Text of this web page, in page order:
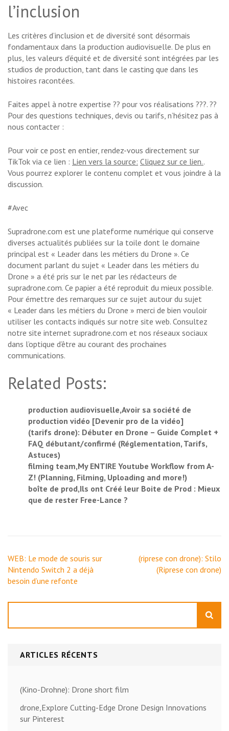
l’inclusion
Les critères d’inclusion et de diversité sont désormais
fondamentaux dans la production audiovisuelle. De plus en
plus, les valeurs d’équité et de diversité sont intégrées par les
studios de production, tant dans le casting que dans les
histoires racontées.
Faites appel à notre expertise ?? pour vos réalisations ???. ??
Pour des questions techniques, devis ou tarifs, n’hésitez pas à
nous contacter :
Pour voir ce post en entier, rendez-vous directement sur
TikTok via ce lien : Lien vers la source: Cliquez sur ce lien..
Vous pourrez explorer le contenu complet et vous joindre à la
discussion.
#Avec
Supradrone.com est une plateforme numérique qui conserve
diverses actualités publiées sur la toile dont le domaine
principal est « Leader dans les métiers du Drone ». Ce
document parlant du sujet « Leader dans les métiers du
Drone » a été pris sur le net par les rédacteurs de
supradrone.com. Ce papier a été reproduit du mieux possible.
Pour émettre des remarques sur ce sujet autour du sujet
« Leader dans les métiers du Drone » merci de bien vouloir
utiliser les contacts indiqués sur notre site web. Consultez
notre site internet supradrone.com et nos réseaux sociaux
dans l’optique d’être au courant des prochaines
communications.
Related Posts:
production audiovisuelle,Avoir sa société de
production vidéo [Devenir pro de la vidéo]
(tarifs drone): Débuter en Drone – Guide Complet +
FAQ débutant/confirmé (Réglementation, Tarifs,
Astuces)
filming team,My ENTIRE Youtube Workflow from A-
Z! (Planning, Filming, Uploading and more!)
boîte de prod,Ils ont Créé leur Boite de Prod : Mieux
que de rester Free-Lance ?
Navigation
de
l’article
WEB: Le mode de souris sur
Nintendo Switch 2 a déjà
besoin d’une refonte
(riprese con drone): Stilo
(Riprese con drone)
ARTICLES RÉCENTS
(Kino-Drohne): Drone short film
drone,Explore Cutting-Edge Drone Design Innovations
sur Pinterest